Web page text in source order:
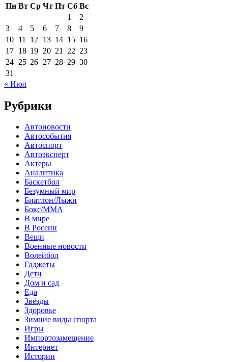
Пн Вт Ср Чт Пт Сб Вс
1
2
3
4 5 6 7 8
9
10 11 12 13 14 15 16
17 18 19 20 21 22 23
24 25 26 27 28 29 30
31
« Июл
Рубрики
Автоновости
Автособытия
Автоспорт
Автоэксперт
Актеры
Аналитика
Баскетбол
Безумный мир
Биатлон/Лыжи
Бокс/MMA
В мире
В России
Вещи
Военные новости
Волейбол
Гаджеты
Дети
Дом и сад
Еда
Звёзды
Здоровье
Зимние виды спорта
Игры
Импортозамещение
Интернет
Истории